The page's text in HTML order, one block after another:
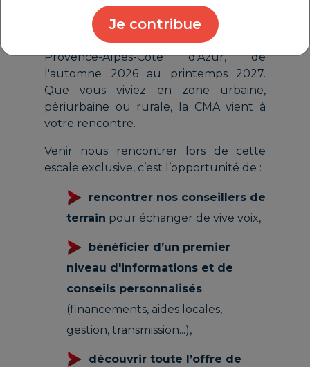
Je contribue
Véritable service public itinérant,
l'Artisanat Tour va parcourir entre 30 et
40 étapes à travers toute la région
Provence-Alpes-Côte d'Azur, de
l'automne 2026 au printemps 2027.
Que vous viviez en zone urbaine,
périurbaine ou rurale, la CMA vient à
votre rencontre.
Venir nous rencontrer lors de cette
escale exclusive, c’est l’opportunité de :
rencontrer nos conseillers de
terrain pour échanger de vive voix,
bénéficier d’un premier
niveau d'informations et de
conseils personnalisés
(financements, aides locales,
gestion, transmission...),
découvrir toute l’offre de